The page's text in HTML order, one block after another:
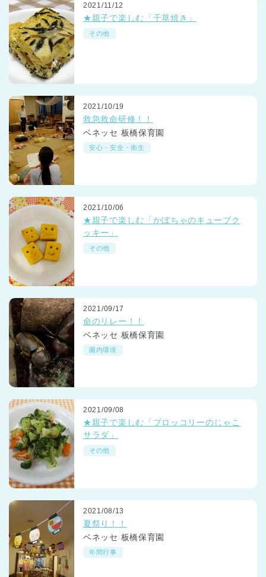
神奈川県 神奈川県 全域
千葉県
埼玉県
2021/11/12
★親子で楽しむ「千草焼き」
その他
2021/10/19
救急救命研修！！
ベネッセ 板橋保育園
安心・安全・衛生
2021/10/06
★親子で楽しむ「かぼちゃのキューブク
ッキー」
その他
2021/09/17
命のリレー！！
ベネッセ 板橋保育園
園内環境
2021/09/08
★親子で楽しむ「ブロッコリーのじゃこ
サラダ」
その他
2021/08/13
夏祭り！！
ベネッセ 板橋保育園
年間行事